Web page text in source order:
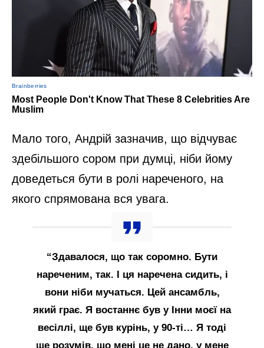
Мало того, Андрій зазначив, що відчуває
здебільшого сором при думці, ніби йому
доведеться бути в ролі нареченого, на
якого спрямована вся увага.
“Здавалося, що так соромно. Бути
нареченим, так. І ця наречена сидить, і
вони ніби мучаться. Цей ансамбль,
який грає. Я востаннє був у Інни моєї на
весіллі, ще був курінь, у 90-ті… Я тоді
ще розумів, що мені це не дано, у мене